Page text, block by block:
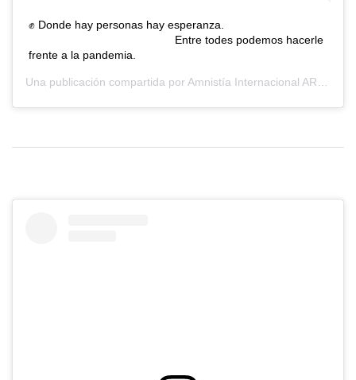
✊ Donde hay personas hay esperanza.
⠀⠀⠀⠀⠀⠀⠀⠀⠀⠀⠀⠀⠀⠀⠀⠀⠀⠀ Entre todes podemos hacerle
frente a la pandemia.
Una publicación compartida por Amnistía Internacional AR